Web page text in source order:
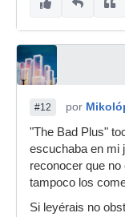
#12 por
"The Bad Plus"
escuchaba en mi
reconocer que
tampoco los
Si leyérais no